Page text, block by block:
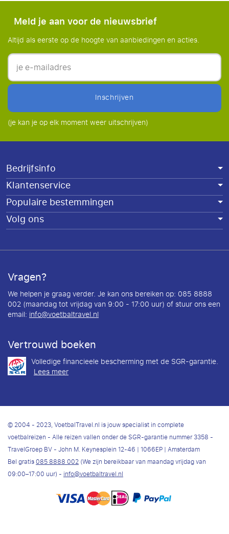
Meld je aan voor de nieuwsbrief
Altijd als eerste op de hoogte van aanbiedingen en acties.
inschrijven
(je kan je op elk moment weer uitschrijven)
Bedrijfsinfo
Klantenservice
Populaire bestemmingen
Volg ons
Vragen?
We helpen je graag verder. Je kan ons bereiken op: 085 8888
002 (maandag tot vrijdag van 9:00 - 17:00 uur) of stuur ons een
email: info@voetbaltravel.nl
Vertrouwd boeken
Volledige financieele bescherming met de SGR-garantie.
Lees meer
© 2004 - 2023, VoetbalTravel.nl is jouw specialist in complete
voetbalreizen - Alle reizen vallen onder de SGR-garantie nummer 3358 -
TravelGroep BV - John M. Keynesplein 12-46 | 1066EP | Amsterdam
Bel gratis085 8888 002(We zijn bereikbaar van maandag vrijdag van
09:00–17:00 uur) -info@voetbaltravel.nl